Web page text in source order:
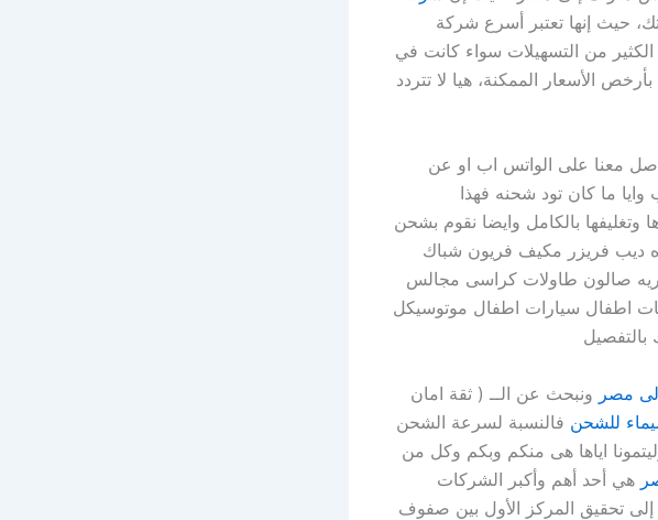
حيث إنها تعتبر أسرع شركة
من التسهيلات سواء كانت في
الأسعار الممكنة، هيا لا تتردد
معنا على الواتس اب او عن
وايا ما كان تود شحنه فهذا
وتغليفها بالكامل وايضا نقوم بشحن
ديب فريزر مكيف فريون شباك
صالون طاولات كراسى مجالس
اطفال سيارات اطفال موتوسيكل
مصر ونبحث عن الــ ( ثقة امان
للشحن فالنسبة لسرعة الشحن
اياها هى منكم وبكم وكل من
هي أحد أهم وأكبر الشركات
تحقيق المركز الأول بين صفوف